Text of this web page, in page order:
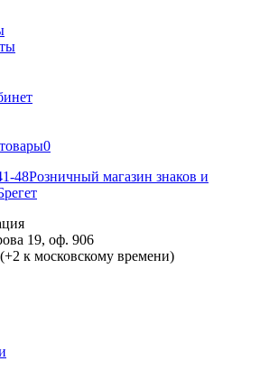
0
48Розничный магазин знаков и
19, оф. 906
к московскому времени)